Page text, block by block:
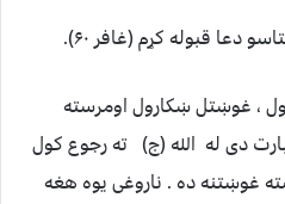
دعا قبوله کړم (غافر ۶۰).
، غوښتل ښکارول اومرسته
دی له الله (ج) ته رجوع کول
غوښتنه ده . ناروغی یوه هغه